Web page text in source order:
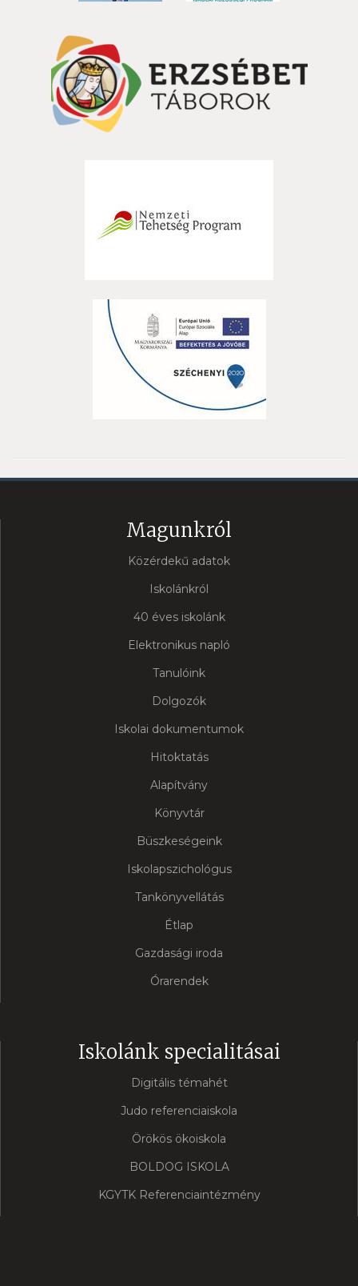
Magunkról
Közérdekű adatok
Iskolánkról
40 éves iskolánk
Elektronikus napló
Tanulóink
Dolgozók
Iskolai dokumentumok
Hitoktatás
Alapítvány
Könyvtár
Büszkeségeink
Iskolapszichológus
Tankönyvellátás
Étlap
Gazdasági iroda
Órarendek
Iskolánk specialitásai
Digitális témahét
Judo referenciaiskola
Örökös ökoiskola
BOLDOG ISKOLA
KGYTK Referenciaintézmény